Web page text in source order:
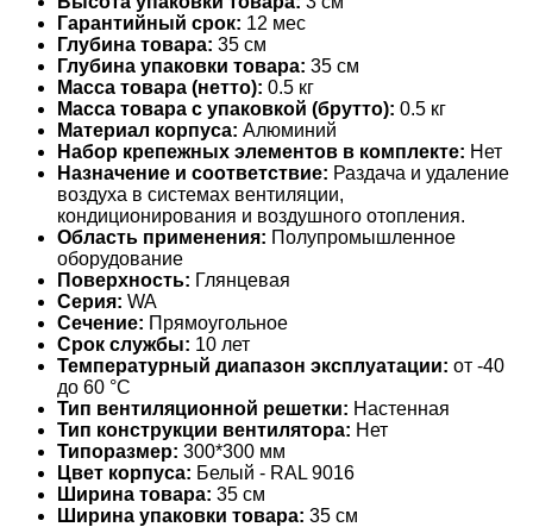
Гарантийный срок: 12 мес
Глубина товара: 35 см
Глубина упаковки товара: 35 см
Масса товара (нетто): 0.5 кг
Масса товара с упаковкой (брутто): 0.5 кг
Материал корпуса: Алюминий
Набор крепежных элементов в комплекте: Нет
Назначение и соответствие: Раздача и удаление
воздуха в системах вентиляции,
кондиционирования и воздушного отопления.
Область применения: Полупромышленное
оборудование
Поверхность: Глянцевая
Серия: WA
Сечение: Прямоугольное
Срок службы: 10 лет
Температурный диапазон эксплуатации: от -40
до 60 °С
Тип вентиляционной решетки: Настенная
Тип конструкции вентилятора: Нет
Типоразмер: 300*300 мм
Цвет корпуса: Белый - RAL 9016
Ширина товара: 35 см
Ширина упаковки товара: 35 см